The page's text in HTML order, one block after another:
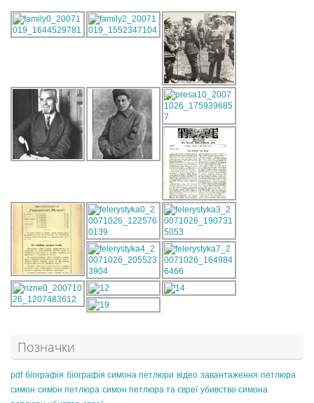
Позначки
pdf біографія біографія симона петлюри відео завантаження петлюра
симон симон петлюра симон петлюра та євреї убивство симона